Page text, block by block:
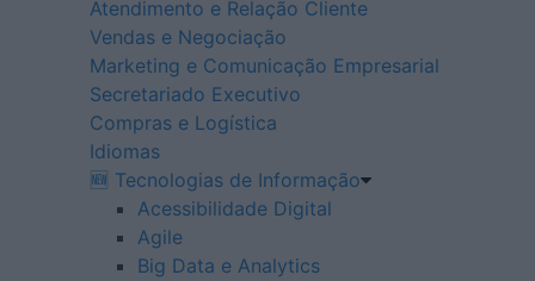
Atendimento e Relação Cliente
Vendas e Negociação
Marketing e Comunicação Empresarial
Secretariado Executivo
Compras e Logística
Idiomas
🆕 Tecnologias de Informação
Acessibilidade Digital
Agile
Big Data e Analytics